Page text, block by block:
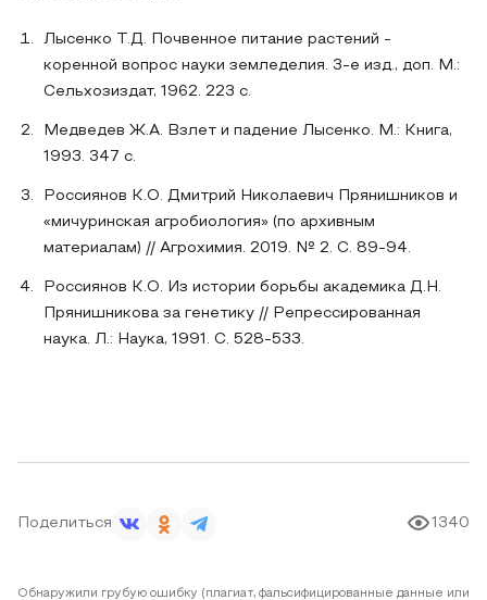
Лысенко Т.Д. Почвенное питание растений -
коренной вопрос науки земледелия. 3-е изд., доп. М.:
Сельхозиздат, 1962. 223 с.
Медведев Ж.А. Взлет и падение Лысенко. М.: Книга,
1993. 347 с.
Россиянов К.О. Дмитрий Николаевич Прянишников и
«мичуринская агробиология» (по архивным
материалам) // Агрохимия. 2019. № 2. С. 89-94.
Россиянов К.О. Из истории борьбы академика Д.Н.
Прянишникова за генетику // Репрессированная
наука. Л.: Наука, 1991. С. 528-533.
Поделиться 1340
Обнаружили грубую ошибку (плагиат, фальсифицированные данные или